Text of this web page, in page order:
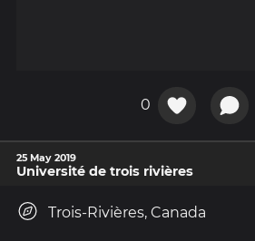
0
25 May 2019
Université de trois rivières
Trois-Rivières, Canada